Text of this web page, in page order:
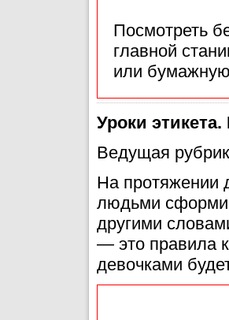
Посмотреть
главной
или
Уроки
Ведущая
На протяжении
людьми
другими
— это правила
девочками